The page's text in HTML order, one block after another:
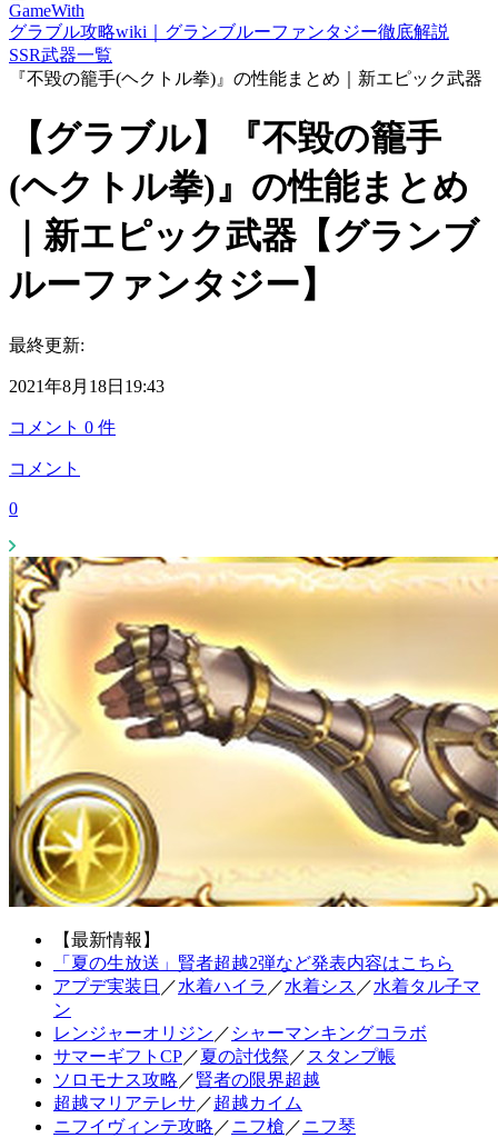
GameWith
グラブル攻略wiki｜グランブルーファンタジー徹底解説
SSR武器一覧
『不毀の籠手(ヘクトル拳)』の性能まとめ｜新エピック武器
【グラブル】『不毀の籠手
(ヘクトル拳)』の性能まとめ
｜新エピック武器【グランブ
ルーファンタジー】
最終更新:
2021年8月18日19:43
コメント 0 件
コメント
0
【最新情報】
「夏の生放送」賢者超越2弾など発表内容はこちら
アプデ実装日 ／水着ハイラ ／水着シス ／水着タル子マ
ン
レンジャーオリジン ／ シャーマンキングコラボ
サマーギフトCP／夏の討伐祭 ／ スタンプ帳
ソロモナス攻略 ／賢者の限界超越
超越マリアテレサ ／超越カイム
ニフイヴィンテ攻略 ／ニフ槍 ／ニフ琴